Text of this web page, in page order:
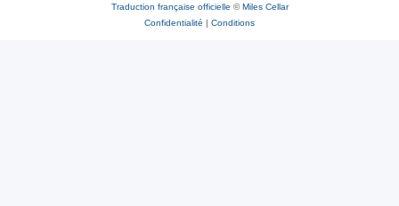
Traduction française officielle ©Miles Cellar
Confidentialité | Conditions